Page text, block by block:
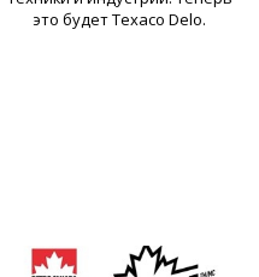
это будет Texaco Delo.